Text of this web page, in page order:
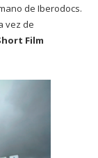
de Iberodocs.
vez de
Film